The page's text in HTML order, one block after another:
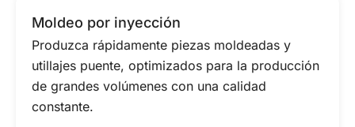
Moldeo por inyección
Produzca rápidamente piezas moldeadas y
utillajes puente, optimizados para la producción
de grandes volúmenes con una calidad
constante.